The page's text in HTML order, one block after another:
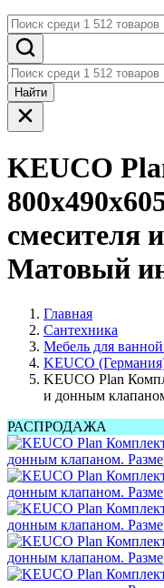
Найти
KEUCO
смесителя
Матовый
Главная
Сантехника
Мебель для
KEUCO
KEUCO Plan
и донным
РАСПРОДАЖА